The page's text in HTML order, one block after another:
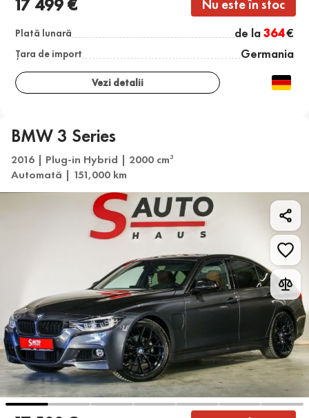
17 499 € Nu este în stoc
Plată lunară de la364€
Țara de import Germania
Vezi detalii
BMW 3 Series
2016 | Plug-in Hybrid | 2000 cm3
Automată | 151,000 km